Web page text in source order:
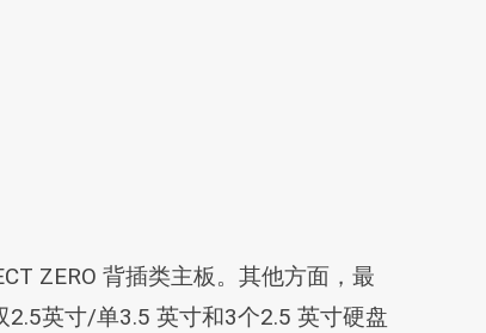
ZERO 背插类主板。其他方面，最
英寸/单3.5 英寸和3个2.5 英寸硬盘